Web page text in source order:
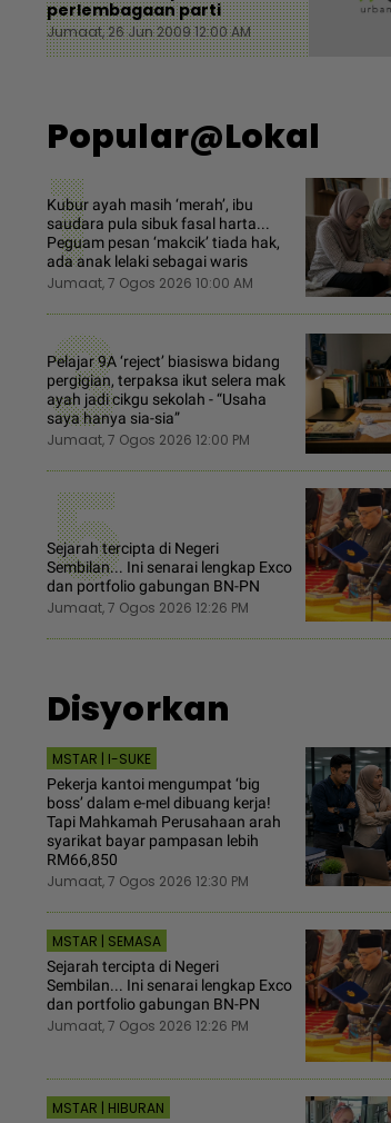
perlembagaan parti
Jumaat, 26 Jun 2009 12:00 AM
Popular@Lokal
1
Kubur ayah masih ‘merah’, ibu
saudara pula sibuk fasal harta...
Peguam pesan ‘makcik’ tiada hak,
ada anak lelaki sebagai waris
Jumaat, 7 Ogos 2026 10:00 AM
3
Pelajar 9A ‘reject’ biasiswa bidang
pergigian, terpaksa ikut selera mak
ayah jadi cikgu sekolah - “Usaha
saya hanya sia-sia”
Jumaat, 7 Ogos 2026 12:00 PM
5
Sejarah tercipta di Negeri
Sembilan... Ini senarai lengkap Exco
dan portfolio gabungan BN-PN
Jumaat, 7 Ogos 2026 12:26 PM
Disyorkan
MSTAR | I-SUKE
Pekerja kantoi mengumpat ‘big
boss’ dalam e-mel dibuang kerja!
Tapi Mahkamah Perusahaan arah
syarikat bayar pampasan lebih
RM66,850
Jumaat, 7 Ogos 2026 12:30 PM
MSTAR | SEMASA
Sejarah tercipta di Negeri
Sembilan... Ini senarai lengkap Exco
dan portfolio gabungan BN-PN
Jumaat, 7 Ogos 2026 12:26 PM
MSTAR | HIBURAN